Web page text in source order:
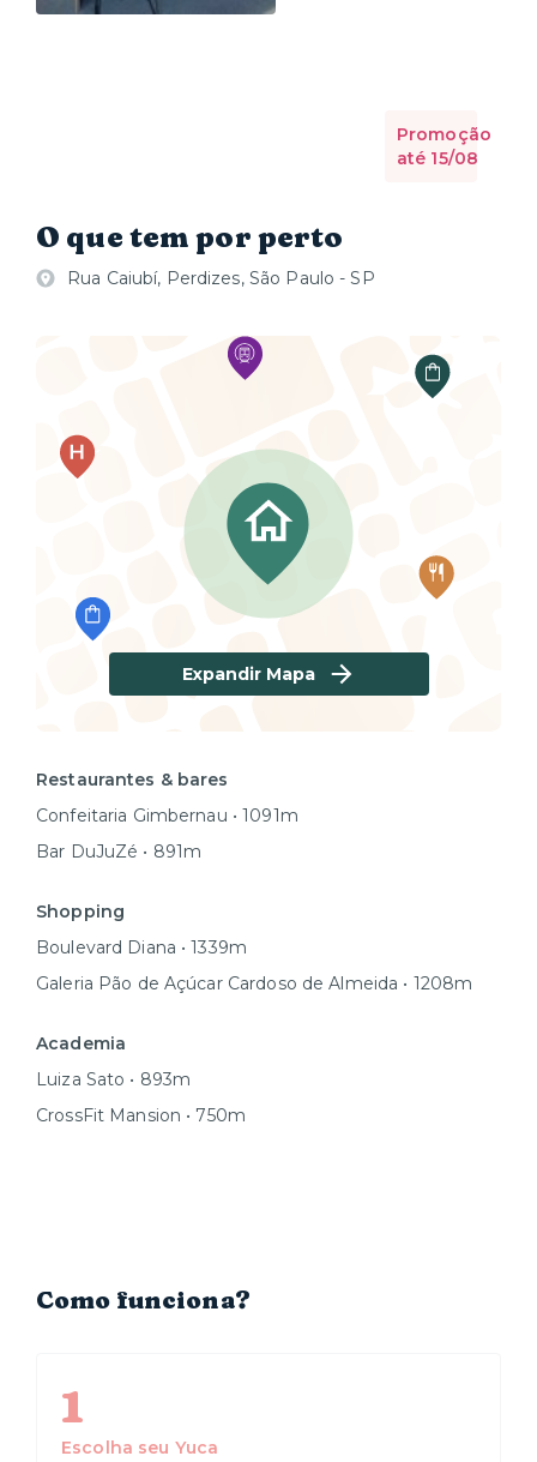
Promoção
até 15/08
O que tem por perto
Rua Caiubí, Perdizes, São Paulo - SP
Expandir Mapa
Restaurantes & bares
Confeitaria Gimbernau • 1091m
Bar DuJuZé • 891m
Shopping
Boulevard Diana • 1339m
Galeria Pão de Açúcar Cardoso de Almeida • 1208m
Academia
Luiza Sato • 893m
CrossFit Mansion • 750m
Como funciona?
1
Escolha seu Yuca